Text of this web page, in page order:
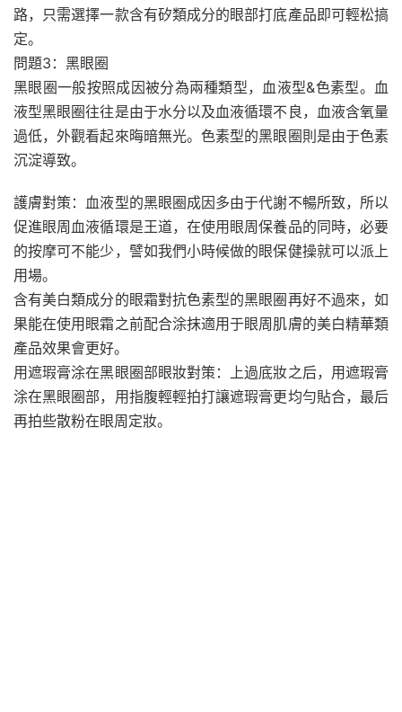
路，只需選擇一款含有矽類成分的眼部打底產品即可輕松搞
定。
問題3：黑眼圈
黑眼圈一般按照成因被分為兩種類型，血液型&色素型。血
液型黑眼圈往往是由于水分以及血液循環不良，血液含氧量
過低，外觀看起來晦暗無光。色素型的黑眼圈則是由于色素
沉淀導致。
護膚對策：血液型的黑眼圈成因多由于代謝不暢所致，所以
促進眼周血液循環是王道，在使用眼周保養品的同時，必要
的按摩可不能少，譬如我們小時候做的眼保健操就可以派上
用場。
含有美白類成分的眼霜對抗色素型的黑眼圈再好不過來，如
果能在使用眼霜之前配合涂抹適用于眼周肌膚的美白精華類
產品效果會更好。
用遮瑕膏涂在黑眼圈部眼妝對策：上過底妝之后，用遮瑕膏
涂在黑眼圈部，用指腹輕輕拍打讓遮瑕膏更均勻貼合，最后
再拍些散粉在眼周定妝。